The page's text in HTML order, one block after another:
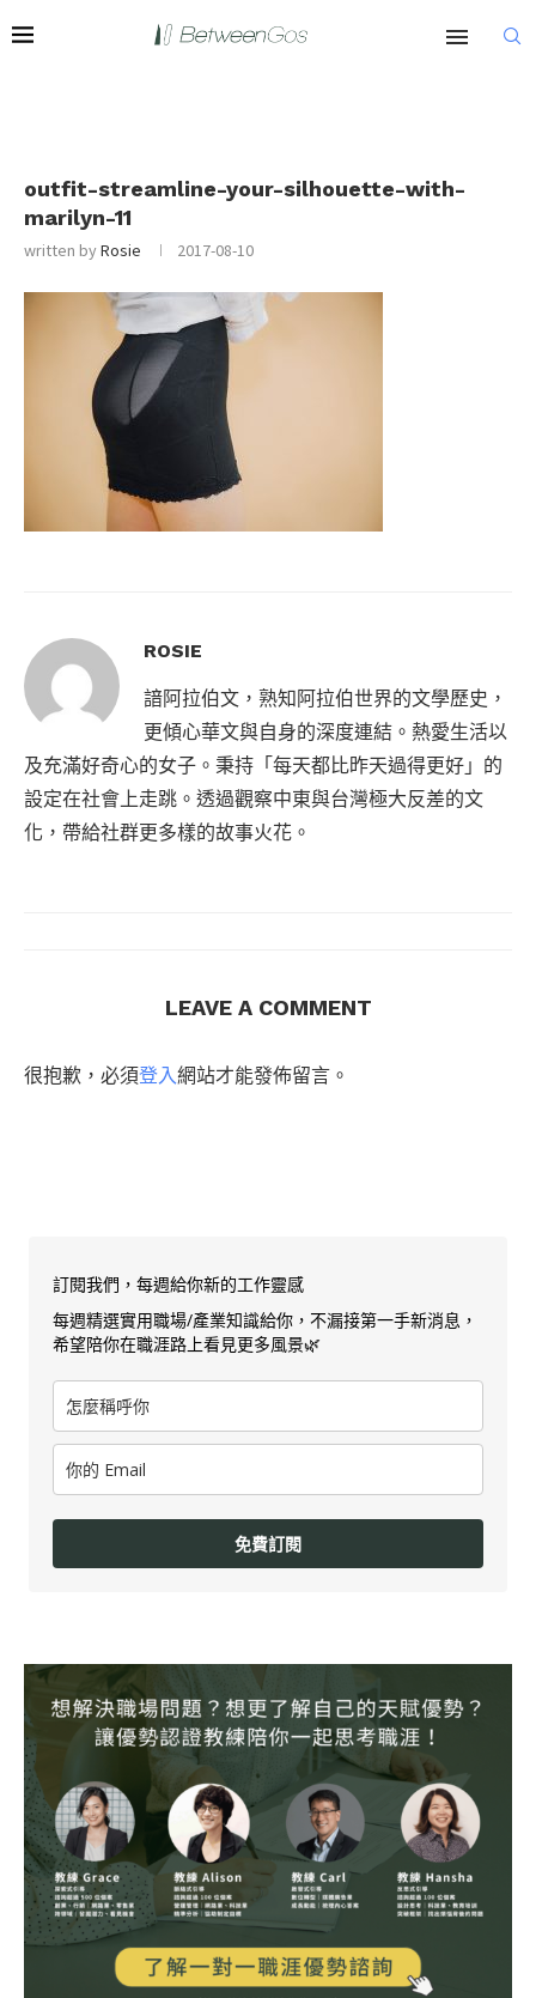
outfit-streamline-your-silhouette-with-
marilyn-11
written byRosie 2017-08-10
ROSIE
諳阿拉伯文，熟知阿拉伯世界的文學歷史，
更傾心華文與自身的深度連結。熱愛生活以
及充滿好奇心的女子。秉持「每天都比昨天過得更好」的
設定在社會上走跳。透過觀察中東與台灣極大反差的文
化，帶給社群更多樣的故事火花。
LEAVE A COMMENT
很抱歉，必須登入網站才能發佈留言。
訂閱我們，每週給你新的工作靈感
每週精選實用職場/產業知識給你，不漏接第一手新消息，
希望陪你在職涯路上看見更多風景🌿
免費訂閱